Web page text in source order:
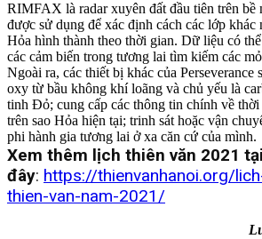
RIMFAX là radar xuyên đất đầu tiên trên bề
được sử dụng để xác định cách các lớp khác
Hỏa hình thành theo thời gian. Dữ liệu có
các cảm biến trong tương lai tìm kiếm các
Ngoài ra, các thiết bị khác của Perseverance
oxy từ bầu không khí loãng và chủ yếu là
tinh Đỏ; cung cấp các thông tin chính về
trên sao Hỏa hiện tại; trinh sát hoặc vận
phi hành gia tương lai ở xa căn cứ của mình.
Xem thêm lịch thiên văn 2021 tại
đây: https://thienvanhanoi.org/
thien-van-nam-2021/